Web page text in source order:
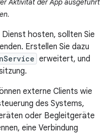
Aktivität der App ausgeführt
Dienst hosten, sollten Sie
Erstellen Sie dazu
erweitert, und
externe Clients wie
des Systems,
oder Begleitgeräte
eine Verbindung